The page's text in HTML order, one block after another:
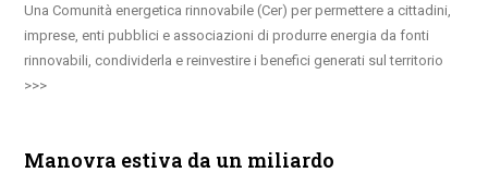
Una Comunità energetica rinnovabile (Cer) per permettere a cittadini,
imprese, enti pubblici e associazioni di produrre energia da fonti
rinnovabili, condividerla e reinvestire i benefici generati sul territorio
Manovra estiva da un miliardo